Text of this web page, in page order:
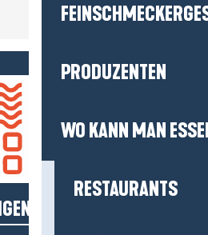
PRODUZENTEN
WO KANN MAN
RESTAURANTS
NEUIGKEITEN!